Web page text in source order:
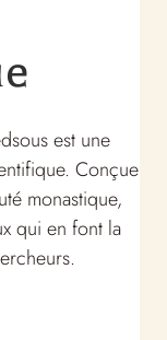
est une
Conçue
monastique,
qui en font la